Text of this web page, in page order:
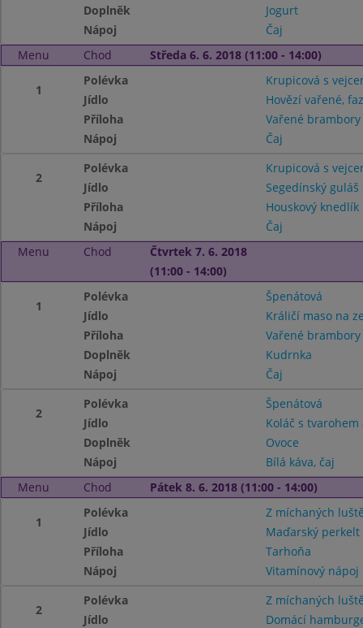
Doplněk
Jogurt
Nápoj
Čaj
Menu
Chod Středa 6. 6. 2018 (11:00 - 14:00)
1
Polévka
Krupicová s
Jídlo
Hovězí vařené,
Příloha
Vařené
Nápoj
Čaj
2
Polévka
Krupicová s
Jídlo
Segedínský guláš
Příloha
Houskový knedlík
Nápoj
Čaj
Menu
Chod
Čtvrtek 7. 6. 2018
(11:00 - 14:00)
1
Polévka
Špenátová
Jídlo
Králičí maso na
Příloha
Vařené brambory
Doplněk
Kudrnka
Nápoj
Čaj
2
Polévka
Špenátová
Jídlo
Koláč s tvarohem
Doplněk
Ovoce
Nápoj
Bílá káva, čaj
Menu
Chod Pátek 8. 6. 2018 (11:00 - 14:00)
1
Polévka
Z míchaných
Jídlo
Maďarský perkelt
Příloha
Tarhoňa
Nápoj
Vitamínový nápoj
2
Polévka
Z míchaných
Jídlo
Domácí